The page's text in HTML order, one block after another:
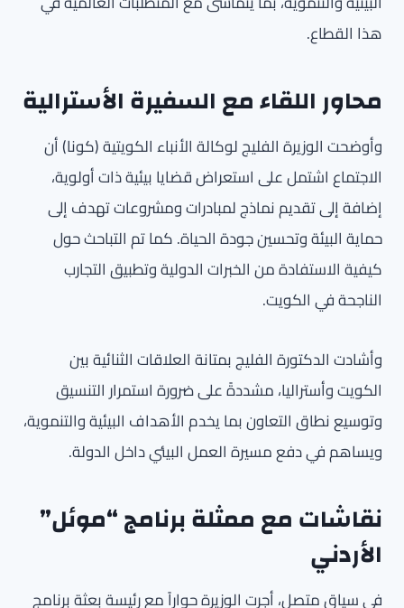
هذا القطاع.
محاور اللقاء مع السفيرة الأسترالية
وأوضحت الوزيرة الفليج لوكالة الأنباء الكويتية (كونا) أن
الاجتماع اشتمل على استعراض قضايا بيئية ذات أولوية،
إضافة إلى تقديم نماذج لمبادرات ومشروعات تهدف إلى
حماية البيئة وتحسين جودة الحياة. كما تم التباحث حول
كيفية الاستفادة من الخبرات الدولية وتطبيق التجارب
الناجحة في الكويت.
وأشادت الدكتورة الفليج بمتانة العلاقات الثنائية بين
الكويت وأستراليا، مشددةً على ضرورة استمرار التنسيق
وتوسيع نطاق التعاون بما يخدم الأهداف البيئية والتنموية،
ويساهم في دفع مسيرة العمل البيئي داخل الدولة.
نقاشات مع ممثلة برنامج “موئل”
الأردني
في سياق متصل، أجرت الوزيرة حواراً مع رئيسة بعثة برنامج